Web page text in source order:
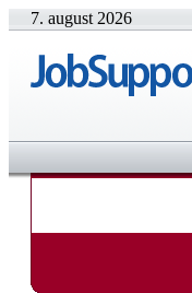
7. august 2026